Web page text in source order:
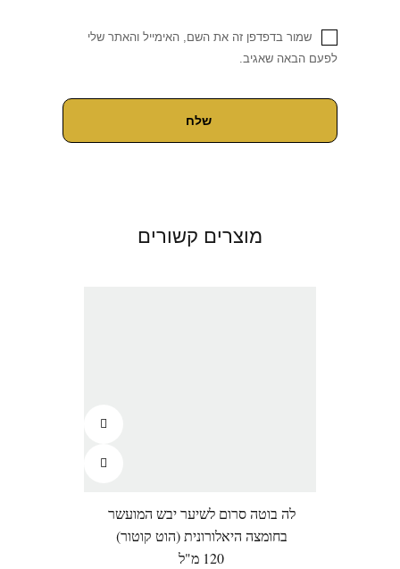
שמור בדפדפן זה את השם, האימייל והאתר שלי
לפעם הבאה שאגיב.
מוצרים קשורים
לה בוטה סרום לשיער יבש המועשר
בחומצה היאלורונית (הוט קוטור)
120 מ"ל